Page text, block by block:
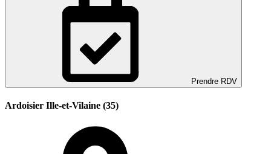
Prendre RDV
Ardoisier Ille-et-Vilaine (35)